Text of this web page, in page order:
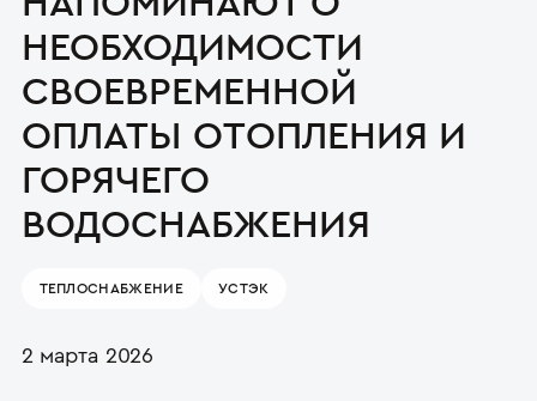
НЕОБХОДИМОСТИ
СВОЕВРЕМЕННОЙ
ОПЛАТЫ ОТОПЛЕНИЯ И
ГОРЯЧЕГО
ВОДОСНАБЖЕНИЯ
ТЕПЛОСНАБЖЕНИЕ УСТЭК
2 марта 2026